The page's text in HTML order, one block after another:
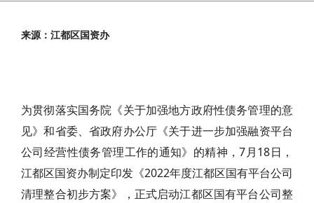
来源：江都区国资办
为贯彻落实国务院《关于加强地方政府性债务管理的意
见》和省委、省政府办公厅《关于进一步加强融资平台
公司经营性债务管理工作的通知》的精神，7月18日，
江都区国资办制定印发《2022年度江都区国有平台公司
清理整合初步方案》，正式启动江都区国有平台公司整